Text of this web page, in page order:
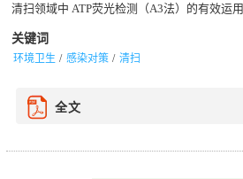
清扫领域中 ATP荧光检测（A3法）的有效运用
关键词
环境卫生 感染对策 清扫
全文